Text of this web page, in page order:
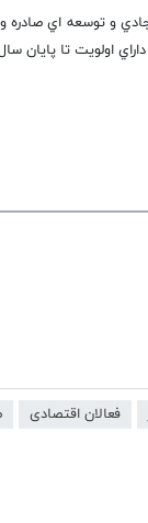
فعالان اقتصادی